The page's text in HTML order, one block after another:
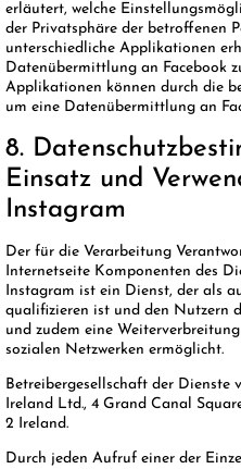
erläutert, welche
der Privatsphäre der betroffenen
unterschiedliche Applikationen
Datenübermittlung an Facebook
Applikationen können durch die
um eine Datenübermittlung an
8.
Einsatz und
Instagram
Der für die Verarbeitung
Internetseite Komponenten des
Instagram ist ein Dienst, der als
qualifizieren ist und den Nutzern
und zudem eine
sozialen Netzwerken ermöglicht.
Betreibergesellschaft der Dienste
Ireland Ltd., 4 Grand Canal
2 Ireland.
Durch jeden Aufruf einer der